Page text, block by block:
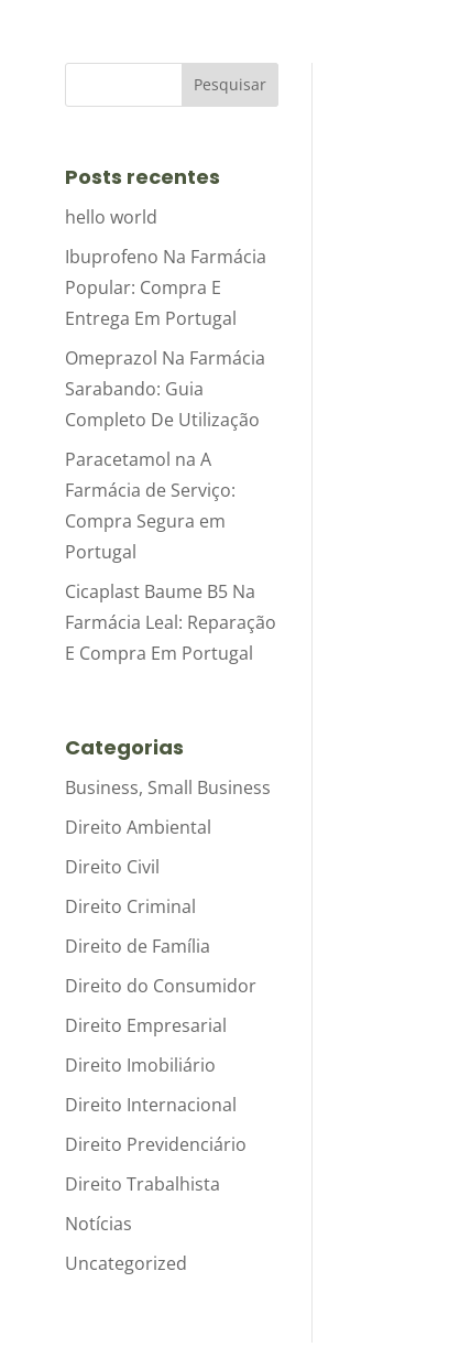
Posts recentes
hello world
Ibuprofeno Na Farmácia
Popular: Compra E
Entrega Em Portugal
Omeprazol Na Farmácia
Sarabando: Guia
Completo De Utilização
Paracetamol na A
Farmácia de Serviço:
Compra Segura em
Portugal
Cicaplast Baume B5 Na
Farmácia Leal: Reparação
E Compra Em Portugal
Categorias
Business, Small Business
Direito Ambiental
Direito Civil
Direito Criminal
Direito de Família
Direito do Consumidor
Direito Empresarial
Direito Imobiliário
Direito Internacional
Direito Previdenciário
Direito Trabalhista
Notícias
Uncategorized